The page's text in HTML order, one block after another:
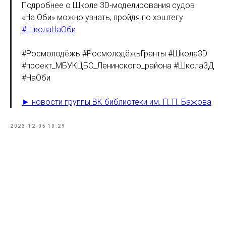
Подробнее о Школе 3D-моделирования судов
«На Оби» можно узнать, пройдя по хэштегу
#ШколаНаОби
#Росмолодёжь #РосмолодёжьГранты #Школа3D
#проект_МБУКЦБС_Ленинского_района #Школа3Д
#НаОби
► новости группы ВК библиотеки им. П. П. Бажова
2023-12-05 10:29